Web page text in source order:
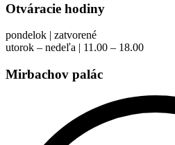
Otváracie hodiny
pondelok | zatvorené
utorok – nedeľa | 11.00 – 18.00
Mirbachov palác